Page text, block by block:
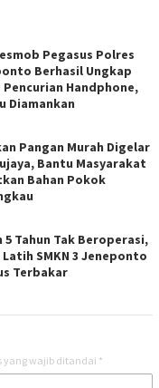
Pegasus Polres
Berhasil Ungkap
Pencurian Handphone,
Diamankan
Pangan Murah Digelar
Bantu Masyarakat
Bahan Pokok
5 Tahun Tak Beroperasi,
SMKN 3 Jeneponto
Terbakar
yang wajib ditandai *